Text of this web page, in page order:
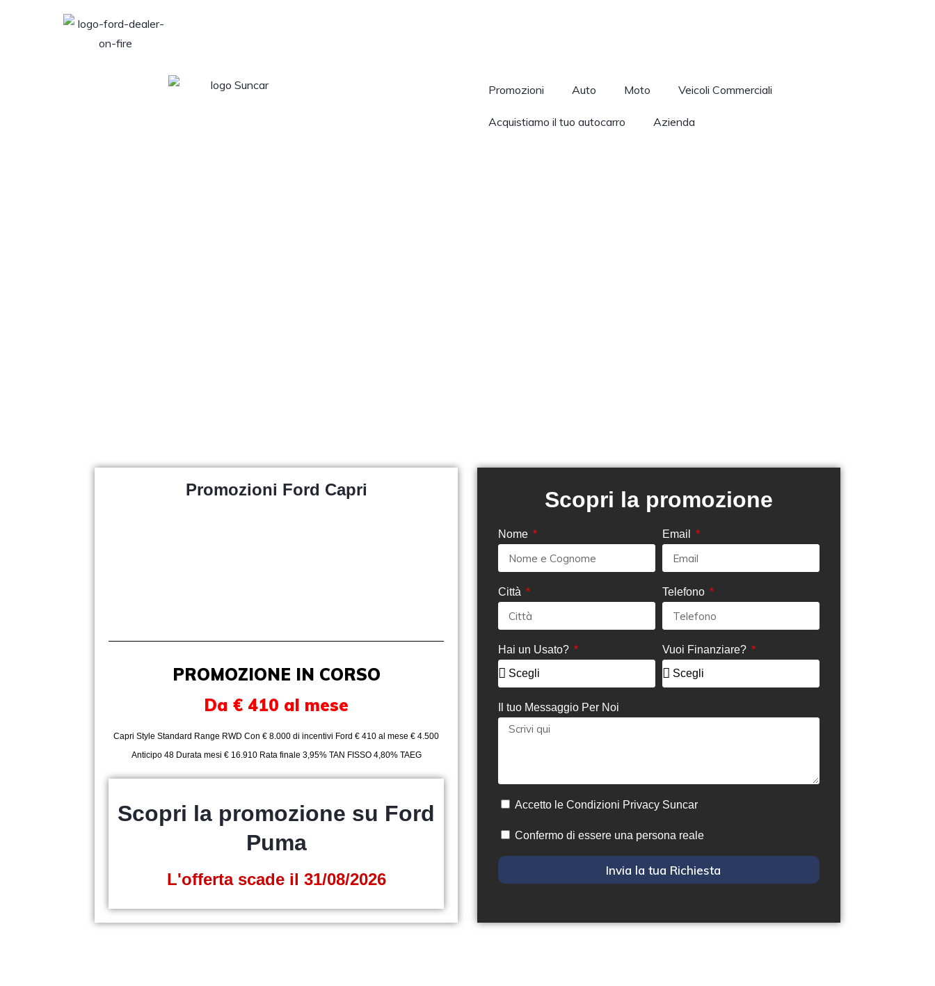
Promozioni Auto Moto Veicoli Commerciali
Acquistiamo il tuo autocarro Azienda
Promozioni Ford Capri
PROMOZIONE IN CORSO
Da € 410 al mese
Capri Style Standard Range RWD Con € 8.000 di incentivi Ford € 410 al mese € 4.500
Anticipo 48 Durata mesi € 16.910 Rata finale 3,95% TAN FISSO 4,80% TAEG
Scopri la promozione su Ford
Puma
L'offerta scade il 31/08/2026
Scopri la promozione
Nome Email
Città Telefono
Hai un Usato? Vuoi Finanziare?
Il tuo Messaggio Per Noi
Accetto le Condizioni Privacy Suncar
Confermo di essere una persona reale
Invia la tua Richiesta